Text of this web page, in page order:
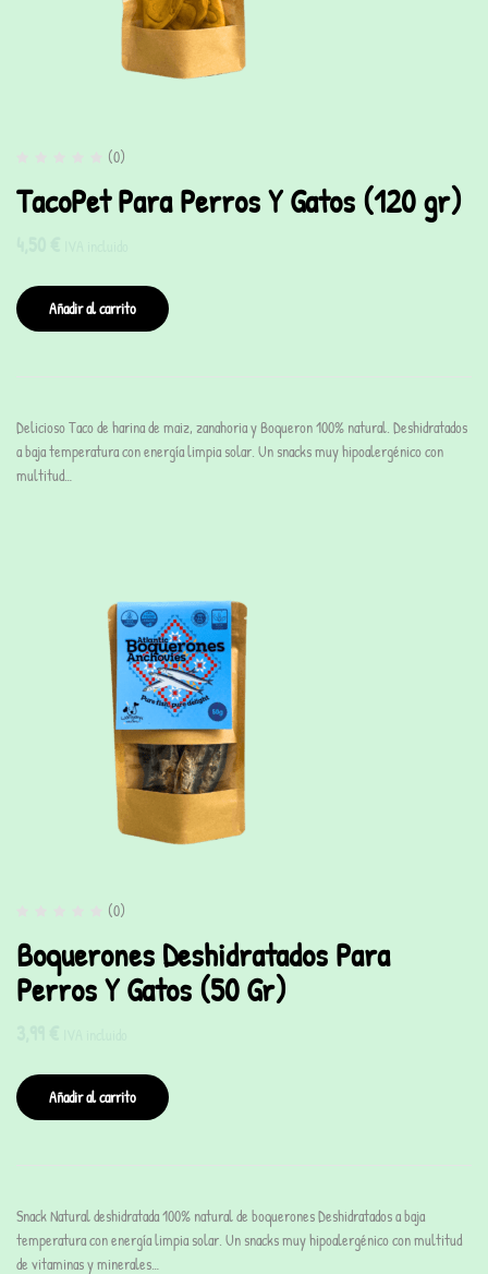
(0)
TacoPet Para Perros Y Gatos (120 gr)
Añadir al carrito
Delicioso Taco de harina de maiz, zanahoria y Boqueron 100% natural. Deshidratados
a baja temperatura con energía limpia solar. Un snacks muy hipoalergénico con
multitud…
(0)
Boquerones Deshidratados Para
Perros Y Gatos (50 Gr)
Añadir al carrito
Snack Natural deshidratada 100% natural de boquerones Deshidratados a baja
temperatura con energía limpia solar. Un snacks muy hipoalergénico con multitud
de vitaminas y minerales…